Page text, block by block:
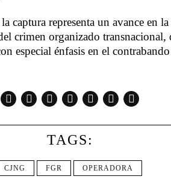
captura representa un avance en
crimen organizado transnacional,
especial énfasis en el
TAGS:
CJNG FGR OPERADORA